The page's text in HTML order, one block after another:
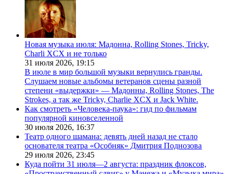
Новая музыка июля: Мадонна, Rolling Stones, Tricky,
Charli XCX и не только
31 июля 2026, 19:15
В июле в мир большой музыки вернулись гранды.
Слушаем новые альбомы ветеранов сцены разной
степени «выдержки» — Мадонны, Rolling Stones, The
Strokes, а так же Tricky, Charlie XCX и Jack White.
Как смотреть «Человека-паука»: гид по фильмам
популярной киновселенной
30 июля 2026, 16:37
Театр одного шамана: девять дней назад не стало
основателя театра «Особняк» Дмитрия Поднозова
29 июля 2026, 23:45
Куда пойти 31 июля—2 августа: праздник флоксов,